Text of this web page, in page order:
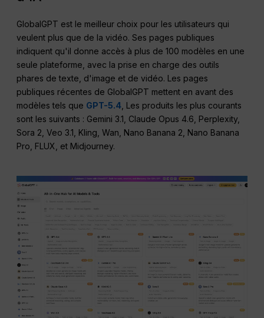
GlobalGPT est le meilleur choix pour les utilisateurs qui
veulent plus que de la vidéo. Ses pages publiques
indiquent qu'il donne accès à plus de 100 modèles en une
seule plateforme, avec la prise en charge des outils
phares de texte, d'image et de vidéo. Les pages
publiques récentes de GlobalGPT mettent en avant des
modèles tels que GPT-5.4 , Les produits les plus courants
sont les suivants : Gemini 3.1, Claude Opus 4.6, Perplexity,
Sora 2, Veo 3.1, Kling, Wan, Nano Banana 2, Nano Banana
Pro, FLUX, et Midjourney.